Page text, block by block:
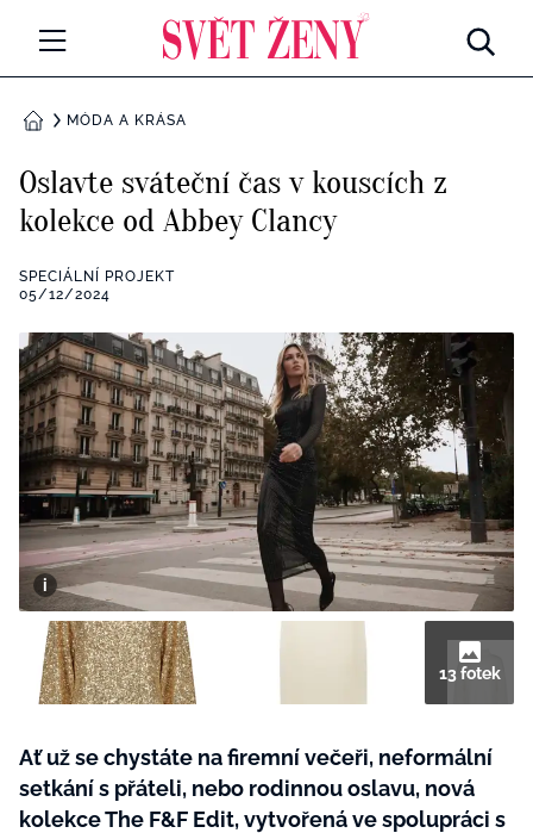
Všechny kategorie
RETROHUBKY
PSYCHOLOGIE
Všechny kategorie
Seberozvoj
ZDRAVÍ
Všechny kategorie
Životní styl
ZÁBAVA
Všechny kategorie
Testy a kvízy
BYDLENÍ
Všechny kategorie
Tvoření
Rady a tipy
BurdaMedia
Extra
SVĚT ŽENY - 599 KČ
ROČNÍ PŘEDPLATNÉ SVĚT ŽENY +
SADA PRODUKTŮ MANA (10 ks)
DOMŮMÓDA A KRÁSA
Oslavte sváteční čas v kouscích z
kolekce od Abbey Clancy
SPECIÁLNÍ PROJEKT
05/12/2024
13 fotek
Ať už se chystáte na firemní večeři, neformální
setkání s přáteli, nebo rodinnou oslavu, nová
kolekce The F&F Edit, vytvořená ve spolupráci s